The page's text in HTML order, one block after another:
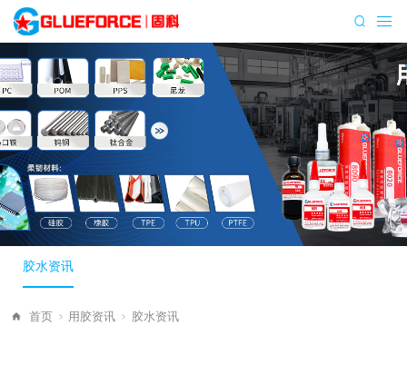
胶水资讯
首页 用胶资讯 胶水资讯